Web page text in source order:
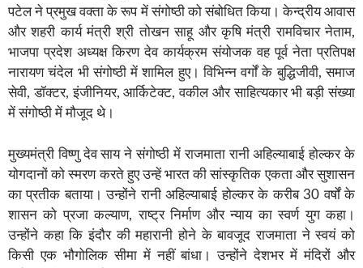
पटेल ने प्रमुख वक्ता के रूप में संगोष्ठी को संबोधित किया। केन्द्रीय आवास
और शहरी कार्य मंत्री श्री तोखन साहू और कृषि मंत्री रामविचार नेताम,
भाजपा प्रदेश अध्यक्ष किरण देव कार्यक्रम संयोजक वह पूर्व नेता प्रतिपक्ष
नारायण चंदेल भी संगोष्ठी में शामिल हुए। विभिन्न वर्गों के बुद्धिजीवी, समाज
सेवी, डॉक्टर, इंजीनियर, आर्किटेक्ट, वकील और साहित्यकार भी बड़ी संख्या
में संगोष्ठी में मौजूद थे।
मुख्यमंत्री विष्णु देव साय ने संगोष्ठी में राजमाता रानी अहिल्याबाई होल्कर के
योगदानों को स्मरण करते हुए उन्हें भारत की सांस्कृतिक एकता और सुशासन
का प्रतीक बताया। उन्होंने रानी अहिल्याबाई होल्कर के करीब 30 वर्षों के
शासन को प्रजा कल्याण, राष्ट्र निर्माण और न्याय का स्वर्ण युग कहा।
उन्होंने कहा कि इंदौर की महारानी होने के बावजूद राजमाता ने स्वयं को
किसी एक भौगोलिक सीमा में नहीं बांधा। उन्होंने देशभर में मंदिरों और